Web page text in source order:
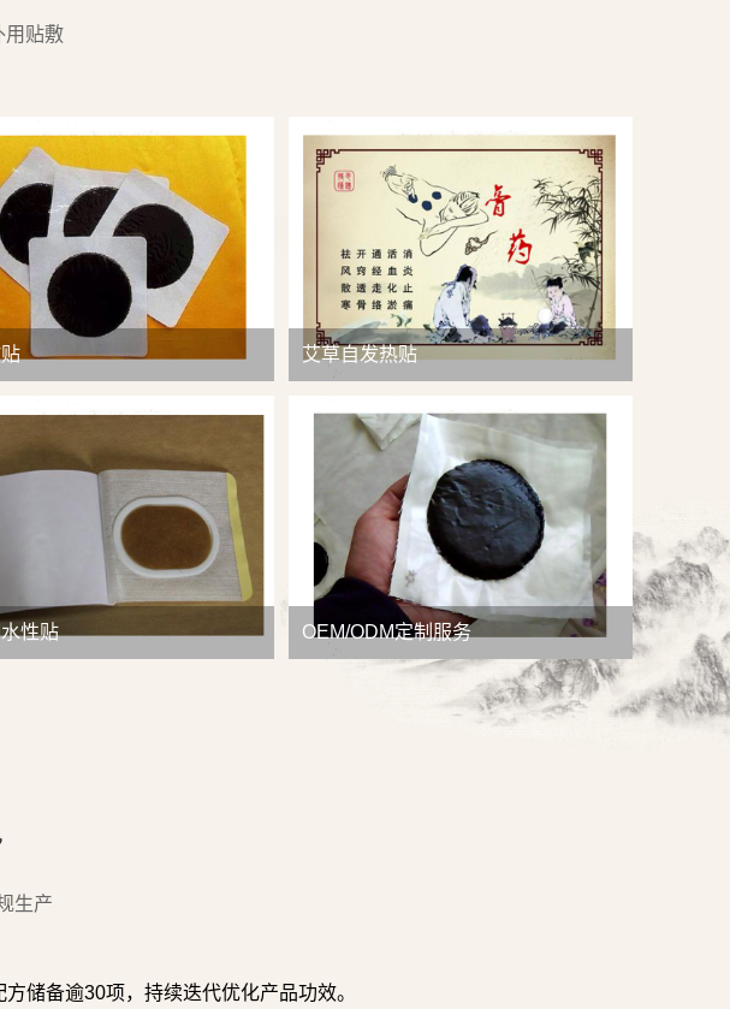
用贴敷
艾草自发热贴
性贴
查看详情
OEM/ODM定制服务
查看详情
生产
储备逾30项，持续迭代优化产品功效。